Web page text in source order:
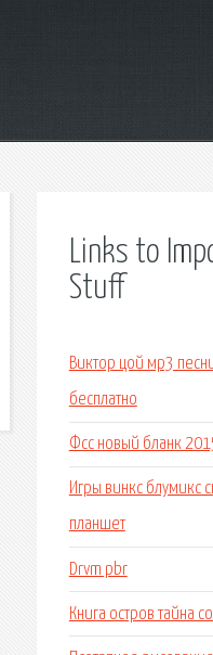
Links to
Stuff
Виктор цой мр3
бесплатно
Фсс новый бланк
Игры винкс блумикс
планшет
Drvm pbr
Книга остров тайна